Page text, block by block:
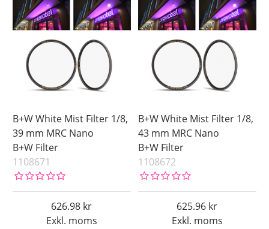
Coating
43 mm
46 mm
49 mm
52 mm
55 mm
62 mm
67 mm
72 mm
77 mm
86 mm
95 mm
Ikke på lager
B+W White Mist Filter 1/8,
39 mm MRC Nano
B+W Filter
1108671
Exkl. moms
626.98
B+W White Mist Filter 1/8,
43 mm MRC Nano
B+W Filter
1108672
Exkl. moms
625.96